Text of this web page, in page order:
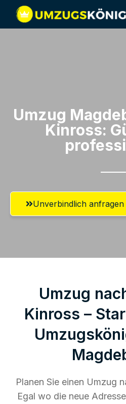
Umzug
Kinross:
Unverbindlich anfragen
Umzug
Kinross –
Planen Sie einen Umzug
Egal wo die neue